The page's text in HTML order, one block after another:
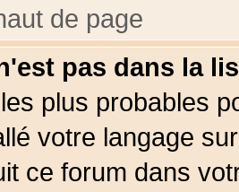
de page
pas dans la
plus probables
votre langage
ce forum dans